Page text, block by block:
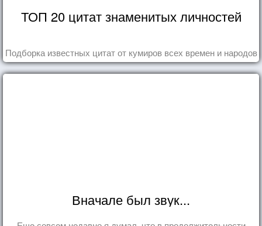
ТОП 20 цитат знаменитых личностей
Подборка известных цитат от кумиров всех времен и народов
Вначале был звук...